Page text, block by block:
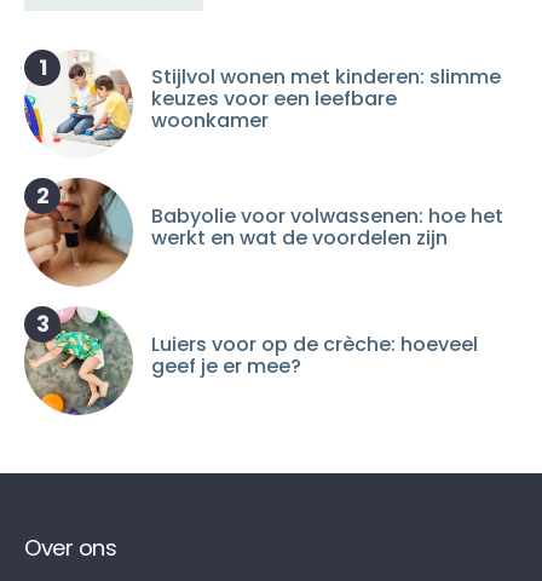
1 Stijlvol wonen met kinderen: slimme
keuzes voor een leefbare
woonkamer
2
Babyolie voor volwassenen: hoe het
werkt en wat de voordelen zijn
3
Luiers voor op de crèche: hoeveel
geef je er mee?
Over ons